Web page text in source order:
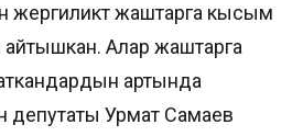
жаштарга кысым
айтышкан. Алар жаштарга
артында
депутаты Урмат Самаев